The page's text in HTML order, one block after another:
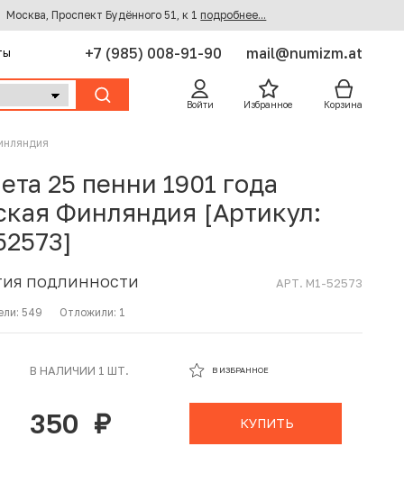
Москва, Проспект Будённого 51, к 1 подробнее...
+7 (985) 008-91-90 mail@numizm.at
Войти Избранное Корзина
25 пенни 1901 года
Финляндия [Артикул:
ПОДЛИННОСТИ АРТ. M1-52573
549 Отложили: 1
В НАЛИЧИИ 1 ШТ.
350 руб.
В ИЗБРАННОЕ
КУПИТЬ